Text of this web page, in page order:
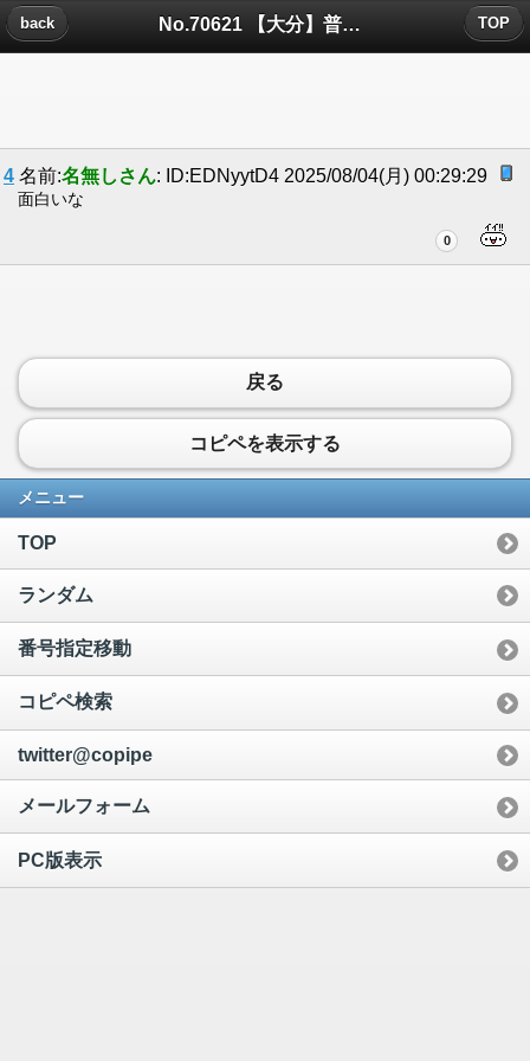
No.70621 【大分】普通列車の乗務員室ドア…開いたまま走行 JR久大本線･向之原から南...についたコメント
back TOP
4 名前:名無しさん: ID:EDNyytD4 2025/08/04(月) 00:29:29
面白いな
0
戻る
コピペを表示する
メニュー
TOP
ランダム
番号指定移動
コピペ検索
twitter@copipe
メールフォーム
PC版表示